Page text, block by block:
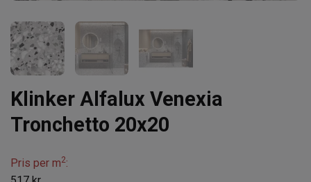
Klinker Alfalux Venexia
Tronchetto 20x20
Pris per m2: